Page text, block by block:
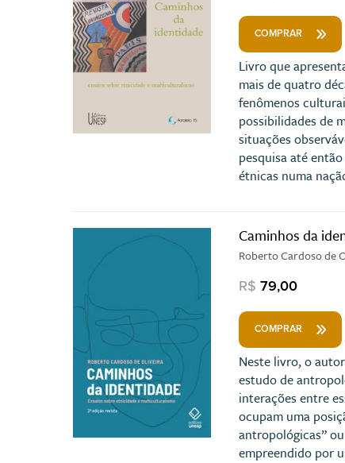
COMPRAR
Livro que
mais de quatro
fenômenos
possibilidades de
situações
pesquisa até
étnicas numa
Caminhos da
Roberto Cardoso de
R$ 79,00
COMPRAR
Neste livro, o
estudo de
interações entre
ocupam uma
antropológicas”
empreendido por